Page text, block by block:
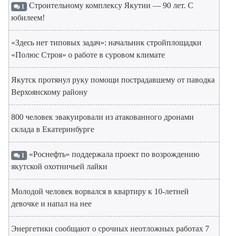
1 Строительному комплексу Якутии — 90 лет. С
юбилеем!
«Здесь нет типовых задач»: начальник стройплощадки
«Полюс Строя» о работе в суровом климате
Якутск протянул руку помощи пострадавшему от паводка
Верхоянскому району
800 человек эвакуировали из атакованного дронами
склада в Екатеринбурге
1 «Роснефть» поддержала проект по возрождению
якутской охотничьей лайки
Молодой человек ворвался в квартиру к 10-летней
девочке и напал на нее
Энергетики сообщают о срочных неотложных работах 7